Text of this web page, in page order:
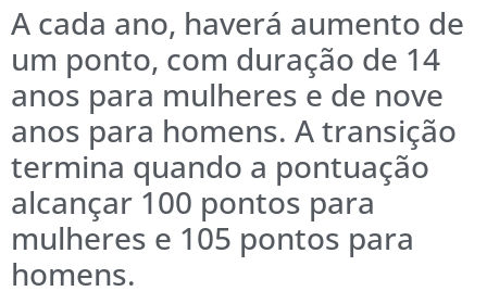
A cada ano, haverá aumento de
um ponto, com duração de 14
anos para mulheres e de nove
anos para homens. A transição
termina quando a pontuação
alcançar 100 pontos para
mulheres e 105 pontos para
homens.